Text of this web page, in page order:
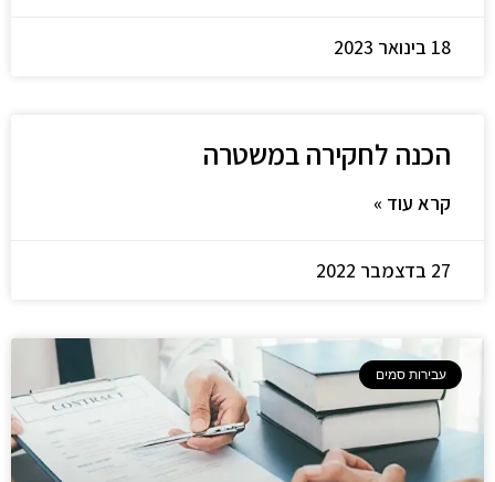
18 בינואר 2023
הכנה לחקירה במשטרה
קרא עוד »
27 בדצמבר 2022
עבירות סמים